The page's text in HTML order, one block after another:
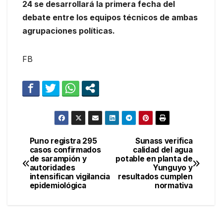
24 se desarrollará la primera fecha del
debate entre los equipos técnicos de ambas
agrupaciones políticas.
FB
Navegación
de
entradas
Sunass verifica
calidad del agua
potable en planta de
Yunguyo y
resultados cumplen
normativa
Puno registra 295
casos confirmados
de sarampión y
autoridades
intensifican vigilancia
epidemiológica